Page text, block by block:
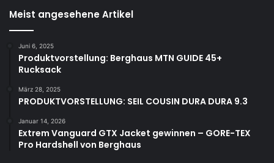
Meist angesehene Artikel
Juni 6, 2025
Produktvorstellung: Berghaus MTN GUIDE 45+
Rucksack
März 28, 2025
PRODUKTVORSTELLUNG: SEIL COUSIN DURA DURA 9.3
Januar 14, 2026
Extrem Vanguard GTX Jacket gewinnen – GORE-TEX
Pro Hardshell von Berghaus